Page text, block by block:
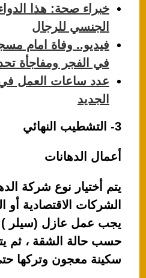
خبراء صحة: هذا
الجنسي للرجال
فيديو.. وفاة امام
في الفجر ومفاجأة
عدد ساعات العمل
الجديد
3- التشطيب النهائي
أعمال الدهانات
يتم أختيار نوع شركة
الشركات الاقتصادية أو
يجب عمل عازل (سيلر )
سكينة معجون وتركها